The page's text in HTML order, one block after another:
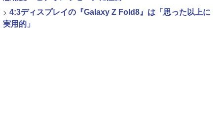
> 4:3ディスプレイの『Galaxy Z Fold8』は「思った以上に
実用的」